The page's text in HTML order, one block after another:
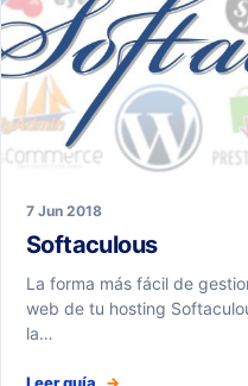
7 Jun 2018
Softaculous
La forma más fácil de
web de tu hosting
la…